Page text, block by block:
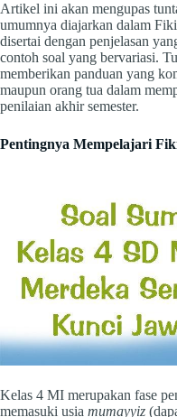
Artikel ini akan mengupas
umumnya diajarkan dalam
disertai dengan penjelasan
contoh soal yang bervariasi.
memberikan panduan yang
maupun orang tua dalam
penilaian akhir semester.
Pentingnya Mempelajari
Kelas 4 MI merupakan fase
memasuki usia mumayyiz